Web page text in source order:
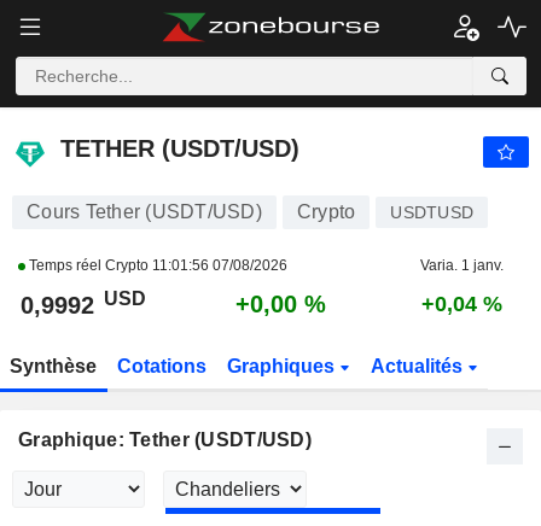
TETHER (USDT/USD)
TETHER (USDT/USD)
Cours Tether (USDT/USD) Crypto USDTUSD
Temps réel Crypto 11:01:56 07/08/2026 Varia. 1 janv.
0,9992 USD +0,00 % +0,04 %
Synthèse Cotations Graphiques Actualités
Graphique: Tether (USDT/USD)